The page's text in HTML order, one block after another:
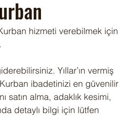
hizmeti verebilmek için
Yıllar’ın vermiş
ibadetinizi en güvenilir
satın alma, adaklık kesimi,
detaylı bilgi için lütfen